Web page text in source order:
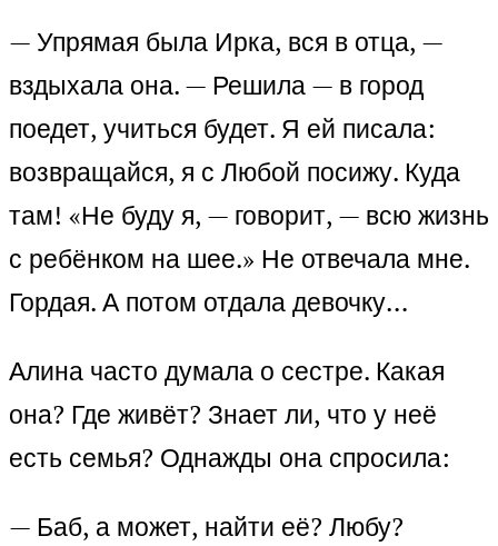
— Упрямая была Ирка, вся в отца, —
вздыхала она. — Решила — в город
поедет, учиться будет. Я ей писала:
возвращайся, я с Любой посижу. Куда
там! «Не буду я, — говорит, — всю жизнь
с ребёнком на шее.» Не отвечала мне.
Гордая. А потом отдала девочку…
Алина часто думала о сестре. Какая
она? Где живёт? Знает ли, что у неё
есть семья? Однажды она спросила:
— Баб, а может, найти её? Любу?